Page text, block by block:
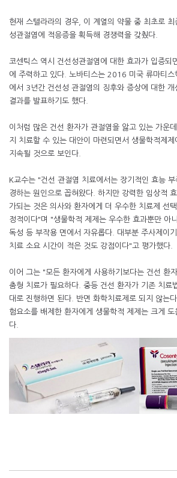
현재 스텔라라의 경우, 이 계열의 약물 중 최초로 최
성관절염에 적응증을 획득해 경쟁력을 갖췄다.
코센틱스 역시 건선성관절염에 대한 효과가 입증되
에 주력하고 있다. 노바티스는 2016 미국 류마티스
에서 3년간 건선성 관절염의 징후와 증상에 대한
결과를 발표하기도 했다.
이처럼 많은 건선 환자가 관절염을 앓고 있는 가운
지 치료할 수 있는 대안이 마련되면서 생물학적제
지속될 것으로 보인다.
K교수는 "건선 관절염 치료에서는 장기적인 효능
경하는 원인으로 꼽혀왔다. 하지만 강력한 임상적
가되는 것은 의사와 환자에게 더 우수한 치료제 선
정적이다"며 "생물학적 제제는 우수한 효과뿐만 아
독성 등 부작용 면에서 자유롭다. 대부분 주사제이
치료 소요 시간이 적은 것도 강점이다"고 평가했다.
이어 그는 "모든 환자에게 사용하기보다는 건선 환
춤형 치료가 필요하다. 중등 건선 환자가 기존 치료
대로 진행하면 된다. 반면 화학치료제로 되지 않는
험요소를 배제한 환자에게 생물학적 제제는 크게
다.